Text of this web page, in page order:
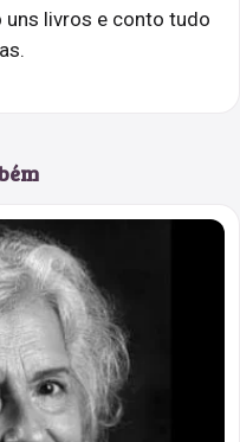
uns livros e conto tudo